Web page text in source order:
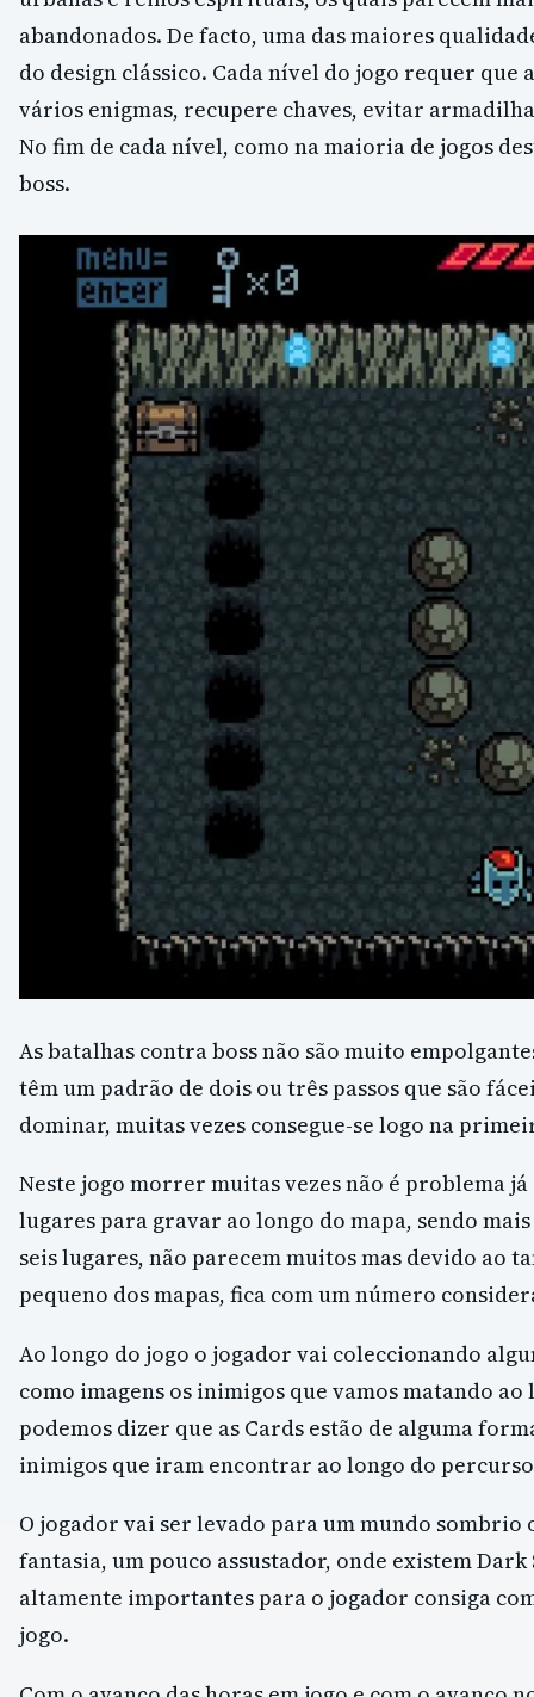
abandonados. De facto, uma das maiores
do design clássico. Cada nível do jogo requer que
vários enigmas, recupere chaves, evitar
No fim de cada nível, como na maioria de jogos
boss.
As batalhas contra boss não são muito
têm um padrão de dois ou três passos que são
dominar, muitas vezes consegue-se logo na
Neste jogo morrer muitas vezes não é problema
lugares para gravar ao longo do mapa, sendo
seis lugares, não parecem muitos mas devido ao
pequeno dos mapas, fica com um número
Ao longo do jogo o jogador vai coleccionando
como imagens os inimigos que vamos matando ao
podemos dizer que as Cards estão de alguma
inimigos que iram encontrar ao longo do
O jogador vai ser levado para um mundo sombrio
fantasia, um pouco assustador, onde existem Dark
altamente importantes para o jogador consiga
jogo.